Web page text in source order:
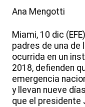
Ana Mengotti
Miami, 10 dic
padres de una
ocurrida en un
2018, defienden
emergencia
y llevan nueve
que el presidente